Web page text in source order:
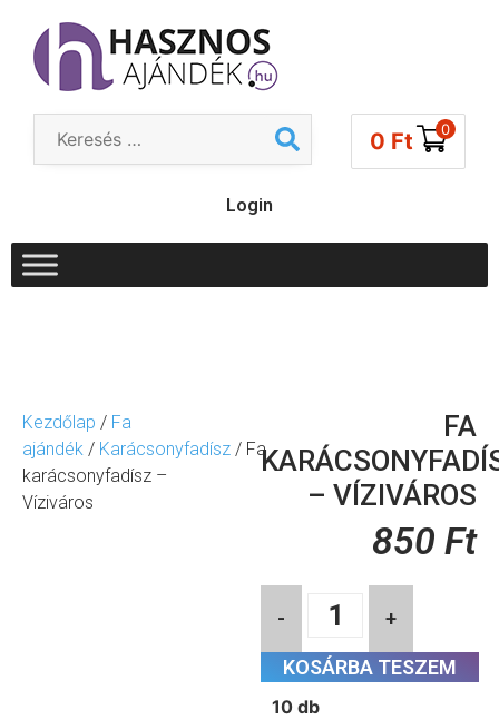
0 Ft 0
Login
Kezdőlap / Fa
ajándék / Karácsonyfadísz / Fa
karácsonyfadísz –
Víziváros
FA
– VÍZIVÁROS
850 Ft
- +
KOSÁRBA TESZEM
10 db